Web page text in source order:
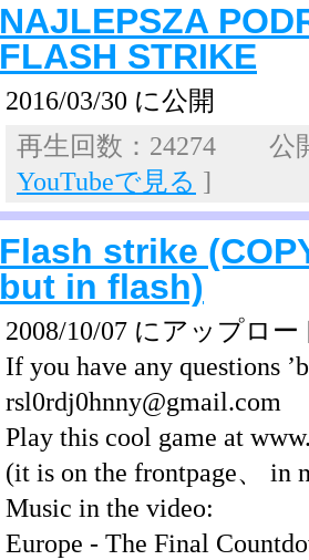
NAJLEPSZA
FLASH STRIKE
2016/03/30 に公開
再生回数：24274 公
YouTubeで見る ]
Flash strike
but in flash)
2008/10/07 にアップロー
If you have any questions
rsl0rdj0hnny@gmail.com
Play this cool game at
(it is on the frontpage、 in
Music in the video:
Europe - The Final